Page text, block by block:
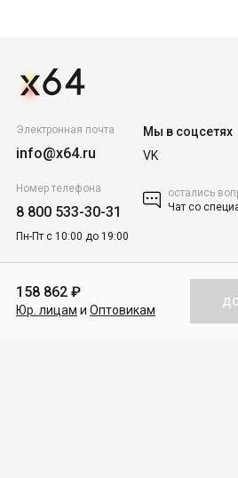
158 862 ₽
Юр. лицам и Оптовикам
Электронная почта
info@x64.ru
Номер телефона
8 800 533-30-31
Пн-Пт с 10:00 до 19:00
Мы в соцсетях
VK
остались
Чат со
Каталог товаров